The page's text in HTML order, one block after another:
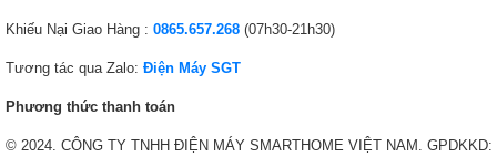
Khiếu Nại Giao Hàng : 0865.657.268 (07h30-21h30)
Tương tác qua Zalo: Điện Máy SGT
Phương thức thanh toán
© 2024. CÔNG TY TNHH ĐIỆN MÁY SMARTHOME VIỆT NAM. GPDKKD: